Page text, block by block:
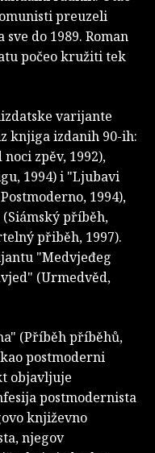
preuzeli
do 1989. Roman
počeo kružiti tek
varijante
knjiga izdanih 90-ih:
zpěv, 1992),
1994) i "Ljubavi
1994),
(Siámský příběh,
přiběh, 1997).
"Medvjeđeg
(Urmedvěd,
(Příběh příběhů,
postmoderni
objavljuje
postmodernista
književno
njegov